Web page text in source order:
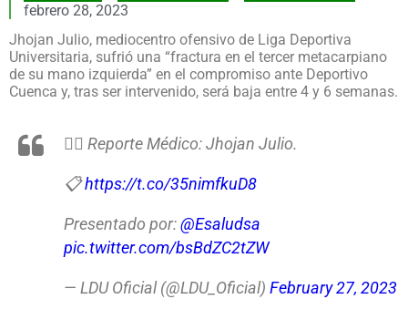
febrero 28, 2023
Jhojan Julio, mediocentro ofensivo de Liga Deportiva
Universitaria, sufrió una “fractura en el tercer metacarpiano
de su mano izquierda” en el compromiso ante Deportivo
Cuenca y, tras ser intervenido, será baja entre 4 y 6 semanas.
👨‍⚕️ Reporte Médico: Jhojan Julio.
📋https://t.co/35nimfkuD8
Presentado por:@Esaludsa
pic.twitter.com/bsBdZC2tZW
— LDU Oficial (@LDU_Oficial) February 27, 2023